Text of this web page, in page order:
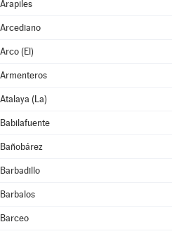
Arapiles
Arcediano
Arco (El)
Armenteros
Atalaya (La)
Babilafuente
Bañobárez
Barbadillo
Barbalos
Barceo